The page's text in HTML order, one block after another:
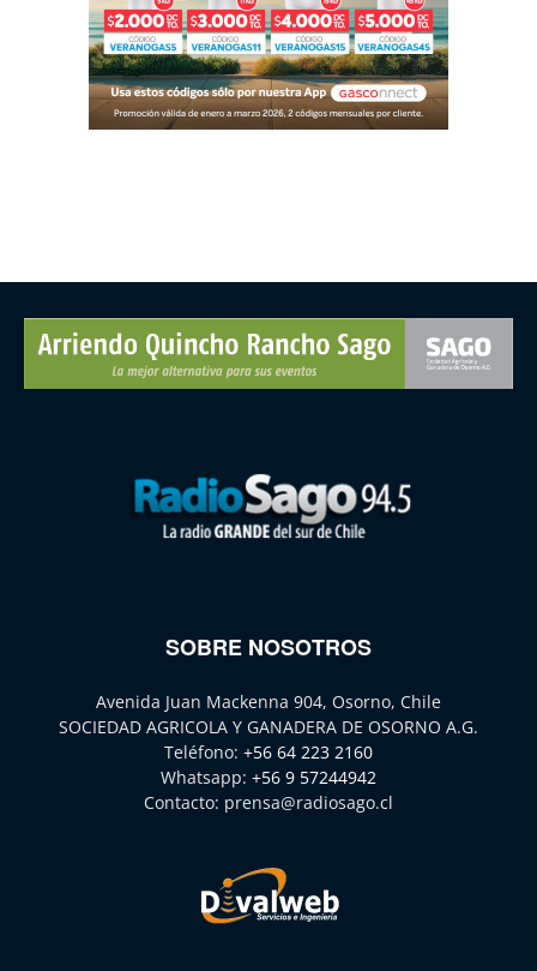
SOBRE NOSOTROS
Avenida Juan Mackenna 904, Osorno, Chile
SOCIEDAD AGRICOLA Y GANADERA DE OSORNO A.G.
Teléfono: +56 64 223 2160
Whatsapp: +56 9 57244942
Contacto: prensa@radiosago.cl